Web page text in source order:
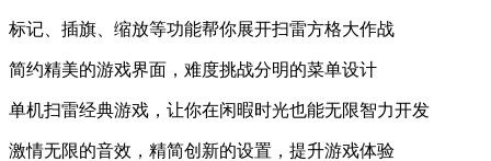
标记、插旗、缩放等功能帮你展开扫雷方格大作战
简约精美的游戏界面，难度挑战分明的菜单设计
单机扫雷经典游戏，让你在闲暇时光也能无限智力开发
激情无限的音效，精简创新的设置，提升游戏体验